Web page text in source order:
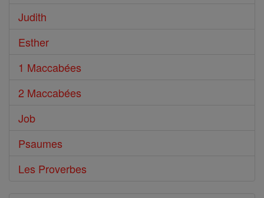
Judith
Esther
1 Maccabées
2 Maccabées
Job
Psaumes
Les Proverbes